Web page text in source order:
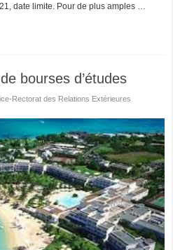
date limite. Pour de plus amples …
bourses d’études
Rectorat des Relations Extérieures